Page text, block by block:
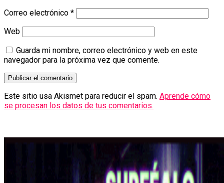
Correo electrónico *
Web
Guarda mi nombre, correo electrónico y web en este
navegador para la próxima vez que comente.
Este sitio usa Akismet para reducir el spam. Aprende cómo
se procesan los datos de tus comentarios.